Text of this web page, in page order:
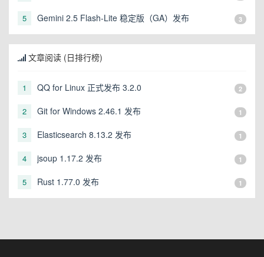
5 Gemini 2.5 Flash-Lite 稳定版（GA）发布 3
文章阅读 (日排行榜)
1 QQ for Linux 正式发布 3.2.0 2
2 Git for Windows 2.46.1 发布 1
3 Elasticsearch 8.13.2 发布 1
4 jsoup 1.17.2 发布 1
5 Rust 1.77.0 发布 1